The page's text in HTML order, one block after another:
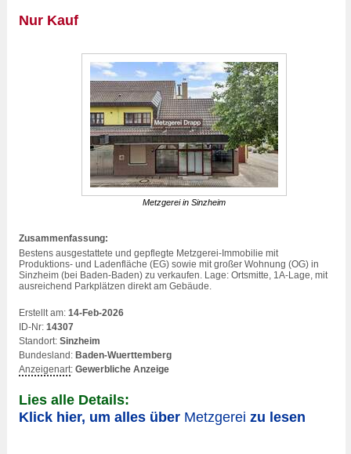
Nur Kauf
Metzgereiin Sinzheim
Zusammenfassung:
Bestens ausgestattete und gepflegte Metzgerei-Immobilie mit
Produktions- und Ladenfläche (EG) sowie mit großer Wohnung (OG) in
Sinzheim (bei Baden-Baden) zu verkaufen. Lage: Ortsmitte, 1A-Lage, mit
ausreichend Parkplätzen direkt am Gebäude.
Erstellt am: 14-Feb-2026
ID-Nr: 14307
Standort: Sinzheim
Bundesland: Baden-Wuerttemberg
Anzeigenart: Gewerbliche Anzeige
Lies alle Details:
Klick hier, um alles über Metzgerei zu lesen